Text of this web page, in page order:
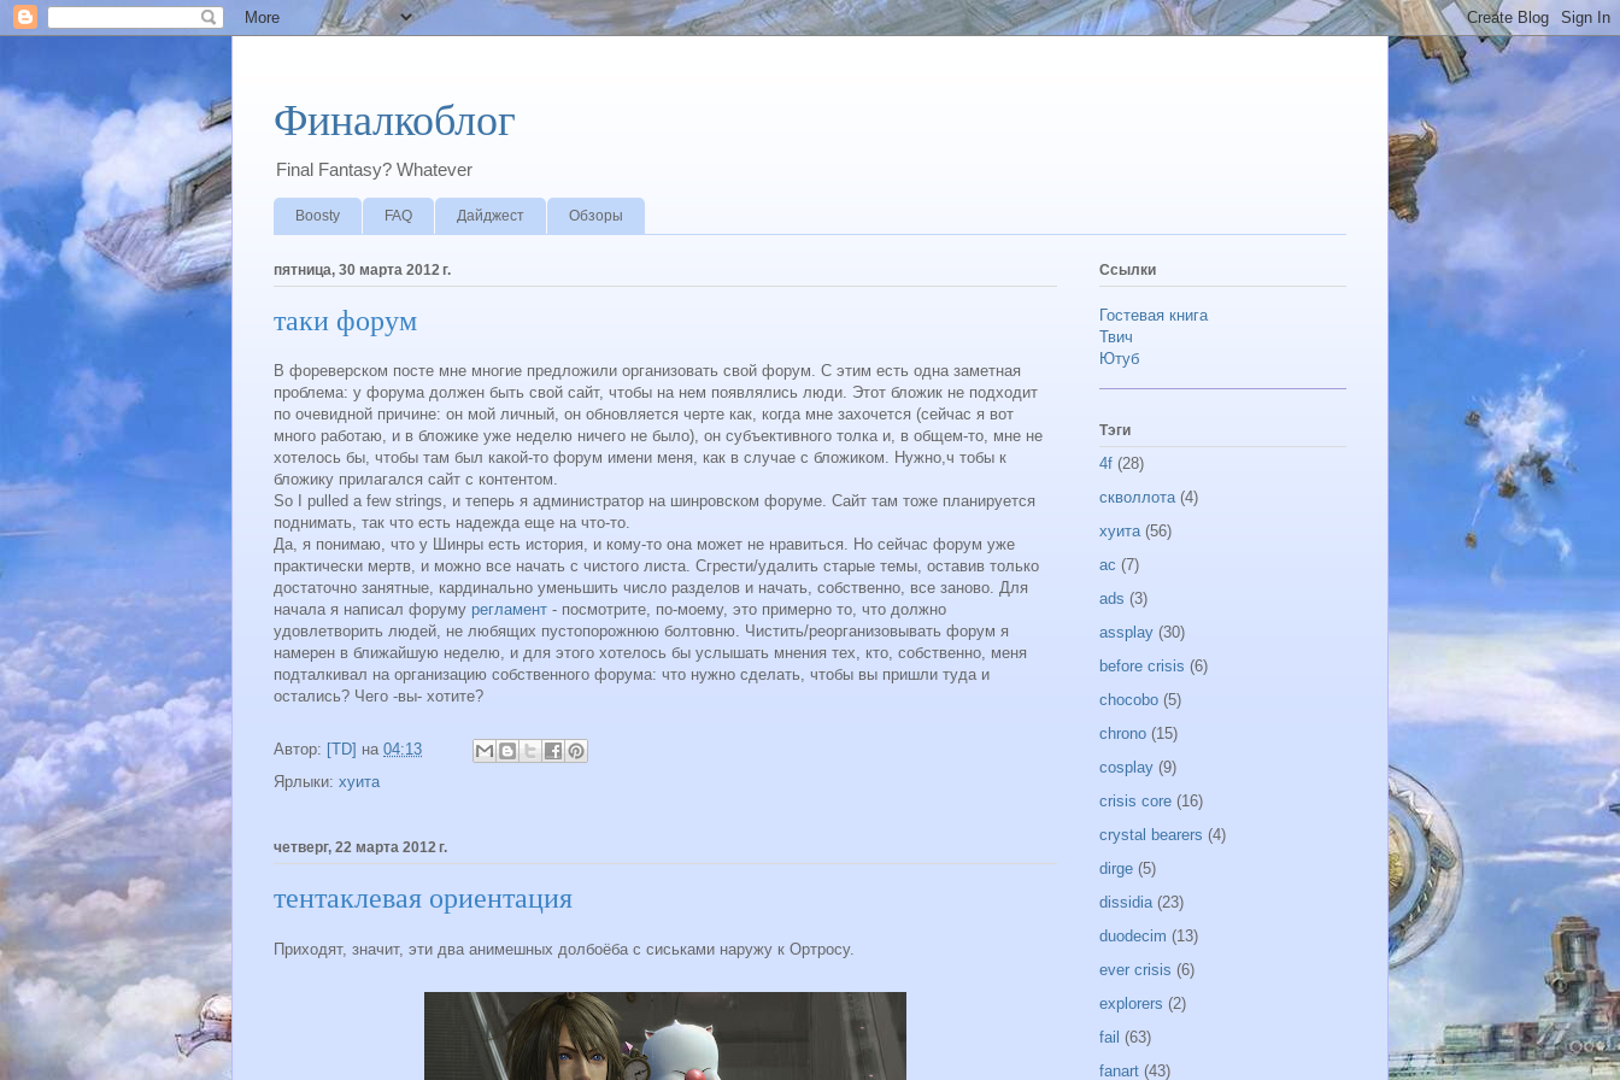
Финалкоблог
Final Fantasy? Whatever
Boosty FAQ Дайджест Обзоры
пятница, 30 марта 2012 г.
таки форум
В фореверском посте мне многие предложили организовать свой форум. С этим есть одна заметная
проблема: у форума должен быть свой сайт, чтобы на нем появлялись люди. Этот бложик не подходит
по очевидной причине: он мой личный, он обновляется черте как, когда мне захочется (сейчас я вот
много работаю, и в бложике уже неделю ничего не было), он субъективного толка и, в общем-то, мне не
хотелось бы, чтобы там был какой-то форум имени меня, как в случае с бложиком. Нужно,ч тобы к
бложику прилагался сайт с контентом.
So I pulled a few strings, и теперь я администратор на шинровском форуме. Сайт там тоже планируется
поднимать, так что есть надежда еще на что-то.
Да, я понимаю, что у Шинры есть история, и кому-то она может не нравиться. Но сейчас форум уже
практически мертв, и можно все начать с чистого листа. Сгрести/удалить старые темы, оставив только
достаточно занятные, кардинально уменьшить число разделов и начать, собственно, все заново. Для
начала я написал форуму регламент - посмотрите, по-моему, это примерно то, что должно
удовлетворить людей, не любящих пустопорожнюю болтовню. Чистить/реорганизовывать форум я
намерен в ближайшую неделю, и для этого хотелось бы услышать мнения тех, кто, собственно, меня
подталкивал на организацию собственного форума: что нужно сделать, чтобы вы пришли туда и
остались? Чего -вы- хотите?
Автор: [TD] на 04:13
Ярлыки: хуита
четверг, 22 марта 2012 г.
тентаклевая ориентация
Приходят, значит, эти два анимешных долбоёба с сиськами наружу к Ортросу.
Ссылки
Гостевая книга
Твич
Ютуб
Тэги
4f (28)
скволлота (4)
хуита (56)
ac (7)
ads (3)
assplay (30)
before crisis (6)
chocobo (5)
chrono (15)
cosplay (9)
crisis core (16)
crystal bearers (4)
dirge (5)
dissidia (23)
duodecim (13)
ever crisis (6)
explorers (2)
fail (63)
fanart (43)